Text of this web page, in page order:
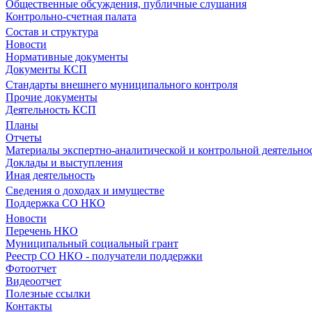
Общественные обсуждения, публичные слушания
Контрольно-счетная палата
Состав и структура
Новости
Нормативные документы
Документы КСП
Стандарты внешнего муниципального контроля
Прочие документы
Деятельность КСП
Планы
Отчеты
Материалы экспертно-аналитической и контрольной
Доклады и выступления
Иная деятельность
Сведения о доходах и имуществе
Поддержка СО НКО
Новости
Перечень НКО
Муниципальный социальный грант
Реестр СО НКО - получатели поддержки
Фотоотчет
Видеоотчет
Полезные ссылки
Контакты